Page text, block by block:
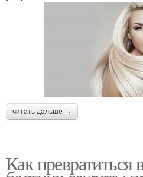
читать дальше →
Как